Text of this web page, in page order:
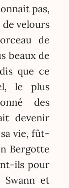
pas,
velours
de
beaux de
que ce
le plus
des
devenir
vie, fût-
Bergotte
ils pour
Swann et